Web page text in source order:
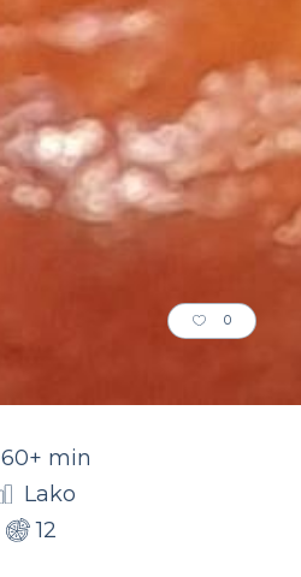
0
60+ min
Lako
12